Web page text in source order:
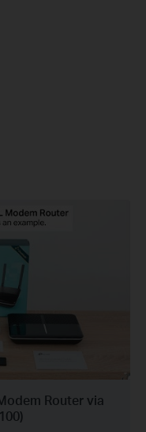
Router via